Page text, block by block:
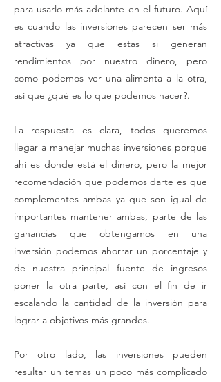
para usarlo más adelante en el futuro. Aquí
es cuando las inversiones parecen ser más
atractivas ya que estas si generan
rendimientos por nuestro dinero, pero
como podemos ver una alimenta a la otra,
así que ¿qué es lo que podemos hacer?.
La respuesta es clara, todos queremos
llegar a manejar muchas inversiones porque
ahí es donde está el dinero, pero la mejor
recomendación que podemos darte es que
complementes ambas ya que son igual de
importantes mantener ambas, parte de las
ganancias que obtengamos en una
inversión podemos ahorrar un porcentaje y
de nuestra principal fuente de ingresos
poner la otra parte, así con el fin de ir
escalando la cantidad de la inversión para
lograr a objetivos más grandes.
Por otro lado, las inversiones pueden
resultar un temas un poco más complicado